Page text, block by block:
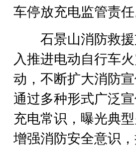
车停放充电监管责任
石景山消防救援
入推进电动自行车
动，不断扩大消防
通过多种形式广泛
充电常识，曝光典
增强消防安全意识